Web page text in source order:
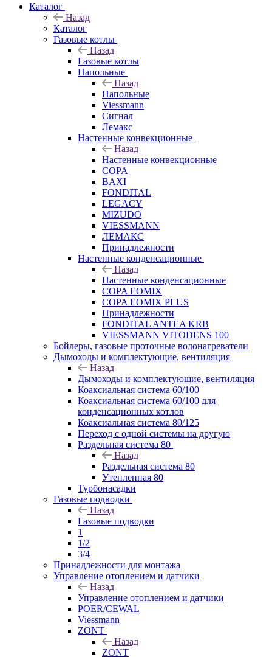
Каталог
Назад
Каталог
Газовые котлы
Назад
Газовые котлы
Напольные
Назад
Напольные
Viessmann
Сигнал
Лемакс
Настенные конвекционные
Назад
Настенные конвекционные
COPA
BAXI
FONDITAL
LEGACY
MIZUDO
VIESSMANN
ЛЕМАКС
Принадлежности
Настенные конденсационные
Назад
Настенные конденсационные
COPA EOMIX
COPA EOMIX PLUS
Принадлежности
FONDITAL ANTEA KRB
VIESSMANN VITODENS 100
Бойлеры, газовые проточные водонагреватели
Дымоходы и комплектующие, вентиляция
Назад
Дымоходы и комплектующие, вентиляция
Коаксиальная система 60/100
Коаксиальная система 60/100 для
конденсационных котлов
Коаксиальная система 80/125
Переход с одной системы на другую
Раздельная система 80
Назад
Раздельная система 80
Утепленная 80
Турбонасадки
Газовые подводки
Назад
Газовые подводки
1
1/2
3/4
Принадлежности для монтажа
Управление отоплением и датчики
Назад
Управление отоплением и датчики
POER/CEWAL
Viessmann
ZONT
Назад
ZONT